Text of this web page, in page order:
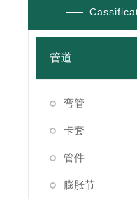
管道
弯管
卡套
管件
膨胀节